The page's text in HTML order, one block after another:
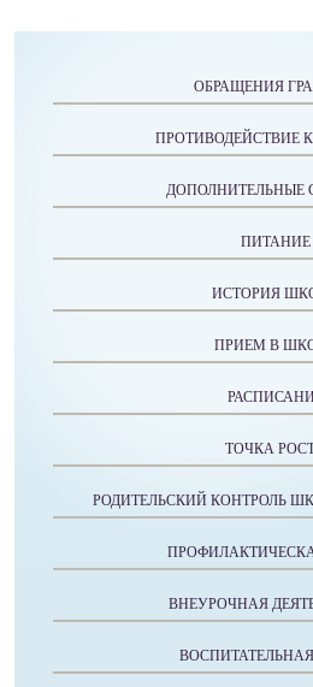
ОБРАЩЕНИЯ
ПРОТИВОДЕЙСТВИЕ
ДОПОЛНИТЕЛЬНЫЕ
ПИТАНИЕ
ИСТОРИЯ
ПРИЕМ В
ТОЧКА
РОДИТЕЛЬСКИЙ КОНТРОЛЬ
ВНЕУРОЧНАЯ